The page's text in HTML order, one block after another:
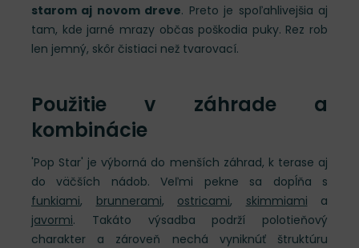
starom aj novom dreve. Preto je spoľahlivejšia aj
tam, kde jarné mrazy občas poškodia puky. Rez rob
len jemný, skôr čistiaci než tvarovací.
Použitie v záhrade a
kombinácie
'Pop Star' je výborná do menších záhrad, k terase aj
do väčších nádob. Veľmi pekne sa dopĺňa s
funkiami, brunnerami, ostricami, skimmiami a
javormi. Takáto výsadba podrží polotieňový
charakter a zároveň nechá vyniknúť štruktúru